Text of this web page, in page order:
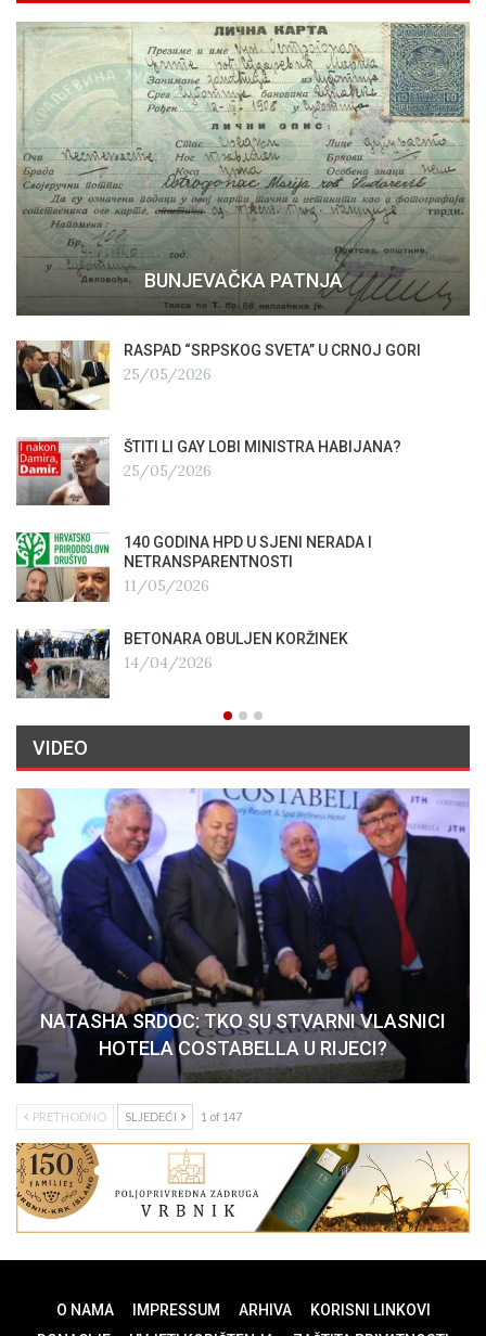
BUNJEVAČKA PATNJA
RASPAD “SRPSKOG SVETA” U CRNOJ GORI
25/05/2026
ŠTITI LI GAY LOBI MINISTRA HABIJANA?
25/05/2026
140 GODINA HPD U SJENI NERADA I
NETRANSPARENTNOSTI
11/05/2026
BETONARA OBULJEN KORŽINEK
14/04/2026
VIDEO
NATASHA SRDOC: TKO SU STVARNI VLASNICI
HOTELA COSTABELLA U RIJECI?
PRETHODNO SLJEDEĆI 1 of 147
O NAMA IMPRESSUM ARHIVA
KORISNI LINKOVI